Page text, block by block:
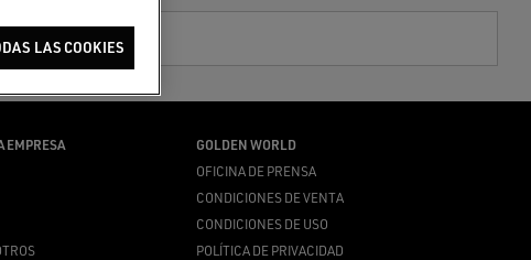
EMPRESA
GOLDEN WORLD
OFICINA DE PRENSA
CONDICIONES DE VENTA
CONDICIONES DE USO
POLÍTICA DE PRIVACIDAD
LAS COOKIES